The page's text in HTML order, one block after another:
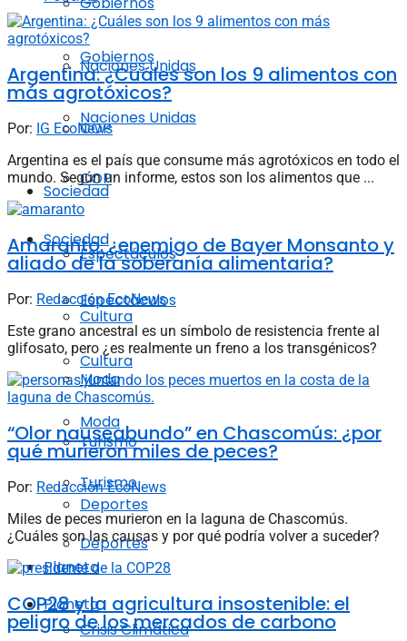
Naciones Unidas
COP
Sociedad
Espectáculos
Cultura
Moda
Turismo
Deportes
Planeta
Crisis Climática
Gobiernos
Naciones Unidas
COP
Sociedad
Espectáculos
Cultura
Moda
Turismo
Deportes
Planeta
Argentina: ¿Cuáles son los 9 alimentos con
más agrotóxicos?
Por: IG EcoNews
Argentina es el país que consume más agrotóxicos en todo el
mundo. Según un informe, estos son los alimentos que ...
Amaranto: ¿enemigo de Bayer Monsanto y
aliado de la soberanía alimentaria?
Por: Redacción EcoNews
Este grano ancestral es un símbolo de resistencia frente al
glifosato, pero ¿es realmente un freno a los transgénicos?
“Olor nauseabundo” en Chascomús: ¿por
qué murieron miles de peces?
Por: Redacción EcoNews
Miles de peces murieron en la laguna de Chascomús.
¿Cuáles son las causas y por qué podría volver a suceder?
COP28 y la agricultura insostenible: el
peligro de los mercados de carbono